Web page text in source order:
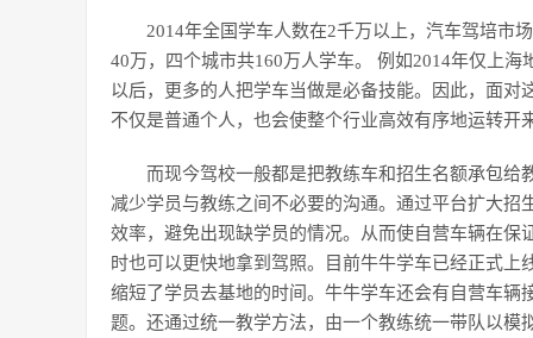
2014年全国学车人数在2千万以上，汽车驾培市
40万，四个城市共160万人学车。 例如2014年仅上
以后，更多的人把学车当做是必备技能。因此，面
不仅是普通个人，也会使整个行业高效有序地运转开来
而现今驾校一般都是把教练车和招生名额承包给
减少学员与教练之间不必要的沟通。通过平台扩大
效率，避免出现缺学员的情况。从而使自营车辆在保
时也可以更快地拿到驾照。目前牛牛学车已经正式
缩短了学员去基地的时间。牛牛学车还会有自营车辆
题。还通过统一教学方法，由一个教练统一带队以模